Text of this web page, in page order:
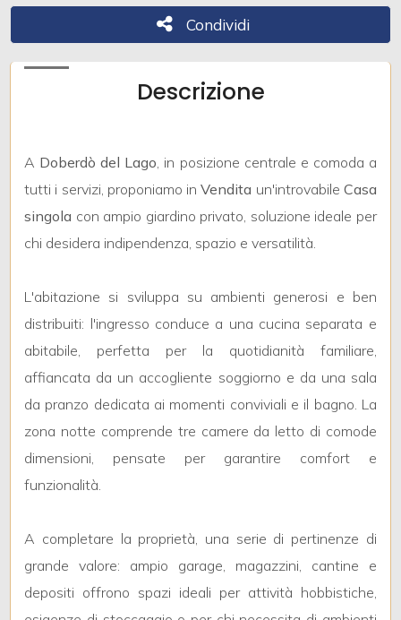
Condividi
Condividi
Descrizione
A Doberdò del Lago, in posizione centrale e comoda a
tutti i servizi, proponiamo inVendita un'introvabile Casa
singola con ampio giardino privato, soluzione ideale per
chi desidera indipendenza, spazio e versatilità.
L'abitazione si sviluppa su ambienti generosi e ben
distribuiti: l'ingresso conduce a una cucina separata e
abitabile, perfetta per la quotidianità familiare,
affiancata da un accogliente soggiorno e da una sala
da pranzo dedicata ai momenti conviviali e il bagno. La
zona notte comprende tre camere da letto di comode
dimensioni, pensate per garantire comfort e
funzionalità.
A completare la proprietà, una serie di pertinenze di
grande valore: ampio garage, magazzini, cantine e
depositi offrono spazi ideali per attività hobbistiche,
minimi
Qualsiasi
1
2
4
5